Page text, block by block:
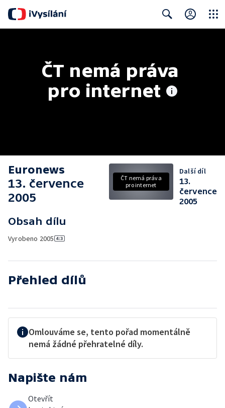
ČT nemá práva
pro internet
Euronews
13. července
2005
Obsah dílu
Vyrobeno 2005
ČT nemá práva
pro internet
Další díl
13.
července
2005
Přehled dílů
Omlouváme se, tento pořad momentálně
nemá žádné přehratelné díly.
Napište nám
Otevřít